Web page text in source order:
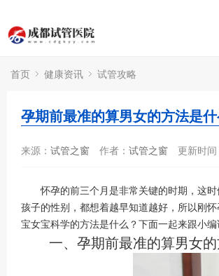
首页 健康资讯 试管攻略
孕期前最准的算男女的方法是
来源： 试管之窗 作者： 试管之窗 更新时
怀孕的前三个月是非常关键的时期，这时
孩子的性别，都想着越早知道越好，所以刚
宝女宝科学的方法是什么？下面一起来跟小编
一、孕期前最准的算男女的